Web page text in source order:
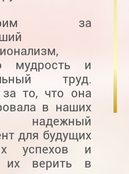
за
мудрость и
труд.
то, что она
в наших
надежный
для будущих
успехов и
их верить в